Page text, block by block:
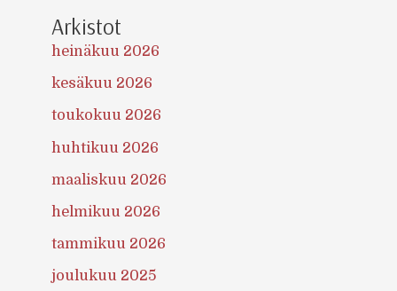
Arkistot
heinäkuu 2026
kesäkuu 2026
toukokuu 2026
huhtikuu 2026
maaliskuu 2026
helmikuu 2026
tammikuu 2026
joulukuu 2025